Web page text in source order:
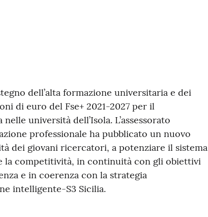
dell’alta formazione universitaria e dei
di euro del Fse+ 2021-2027 per il
università dell’Isola. L’assessorato
professionale ha pubblicato un nuovo
dei giovani ricercatori, a potenziare il sistema
la competitività, in continuità con gli obiettivi
e in coerenza con la strategia
intelligente-S3 Sicilia.